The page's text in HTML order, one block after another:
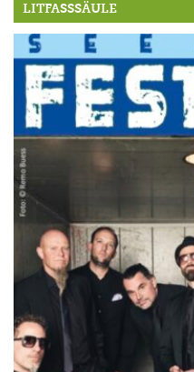
LITFASSSÄULE